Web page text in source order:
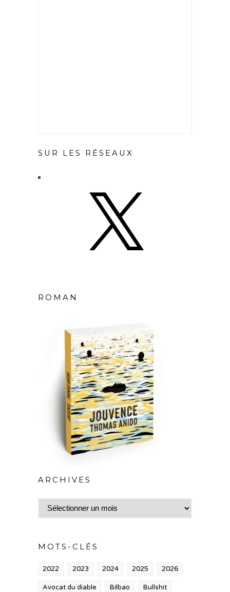
SUR LES RÉSEAUX
ROMAN
ARCHIVES
Archives
MOTS-CLÉS
2022 2023 2024 2025 2026
Avocat du diable Bilbao Bullshit